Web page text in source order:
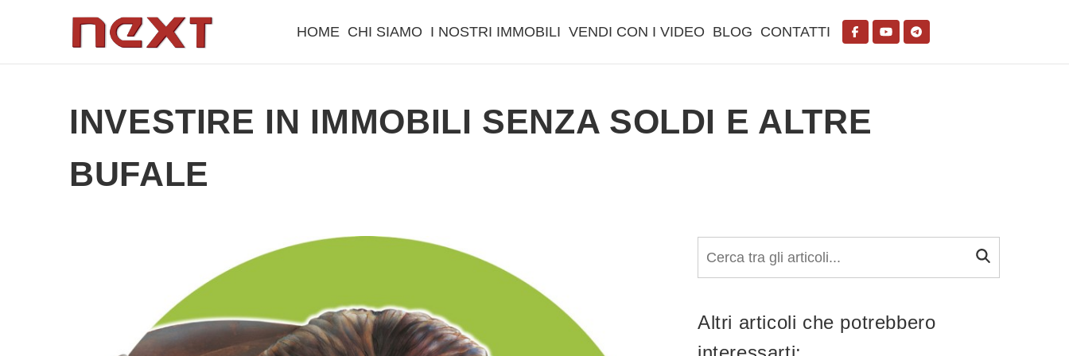
HOME CHI SIAMO I NOSTRI IMMOBILI VENDI CON I VIDEO BLOG CONTATTI
INVESTIRE IN IMMOBILI SENZA SOLDI E ALTRE
BUFALE
Altri articoli che potrebbero